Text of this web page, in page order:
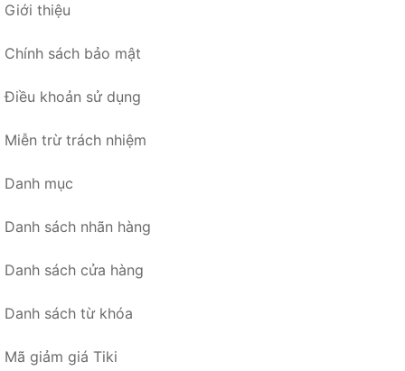
Giới thiệu
Chính sách bảo mật
Điều khoản sử dụng
Miễn trừ trách nhiệm
Danh mục
Danh sách nhãn hàng
Danh sách cửa hàng
Danh sách từ khóa
Mã giảm giá Tiki